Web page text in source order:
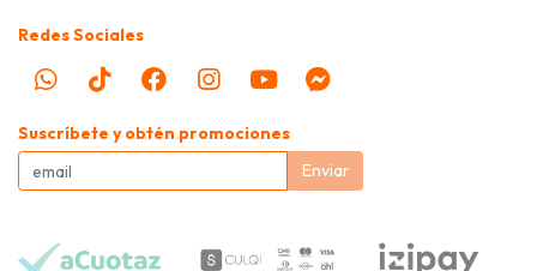
Redes Sociales
Suscríbete y obtén promociones
Enviar